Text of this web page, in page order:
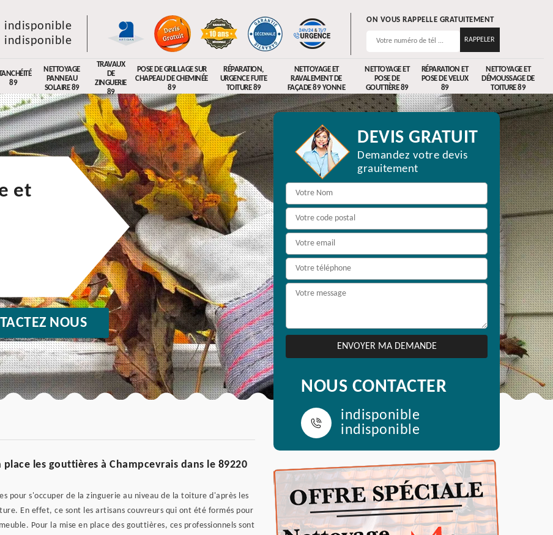
indisponible
indisponible
ON VOUS RAPPELLE GRATUITEMENT
89
NETTOYAGE
PANNEAU
SOLAIRE 89
TRAVAUX
DE
ZINGUERIE
89
POSE DE GRILLAGE SUR
CHAPEAU DE CHEMINÉE
89
RÉPARATION,
URGENCE FUITE
TOITURE 89
NETTOYAGE ET
RAVALEMENT DE
FAÇADE 89 YONNE
NETTOYAGE ET
POSE DE
GOUTTIÈRE 89
RÉPARATION ET
POSE DE VELUX
89
NETTOYAGE ET
DÉMOUSSAGE DE
TOITURE 89
et
NOUS
les gouttières à Champcevrais dans le 89220
pour s'occuper de la zinguerie au niveau de la toiture d'après les
En effet, ce sont les artisans couvreurs qui ont été formés pour
Pour la mise en place des gouttières, ces professionnels sont
DEVIS GRATUIT
Demandez votre devis
grauitement
NOUS CONTACTER
indisponible
indisponible